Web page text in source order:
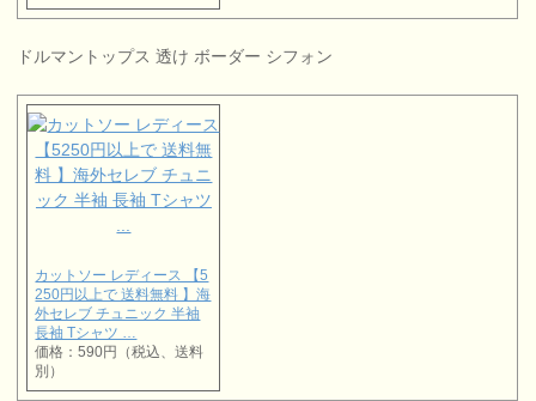
ドルマントップス 透け ボーダー シフォン
カットソー レディース 【5
250円以上で 送料無料 】海
外セレブ チュニック 半袖
長袖 Tシャツ …
価格：590円（税込、送料
別）